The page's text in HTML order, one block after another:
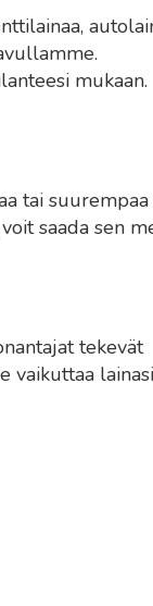
mukaan.
tai
saada sen
tekevät
vaikuttaa lainasi